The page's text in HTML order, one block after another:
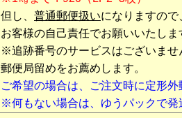
但し、 普通郵便扱いになりますの
お客様の自己責任でお願いいたしま
※追跡番号のサービスはございませ
郵便局留めをお薦めします。
ご希望の場合は、ご注文時に定形
※何もない場合は、ゆうパックで発